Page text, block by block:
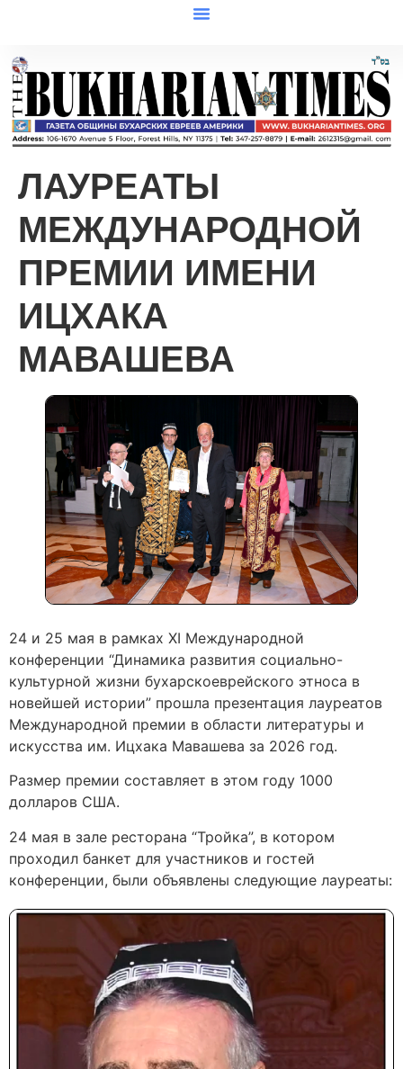
ЛАУРЕАТЫ
МЕЖДУНАРОДНОЙ
ПРЕМИИ ИМЕНИ
ИЦХАКА
МАВАШЕВА
24 и 25 мая в рамках XI Международной
конференции “Динамика развития социально-
культурной жизни бухарскоеврейского этноса в
новейшей истории” прошла презентация лауреатов
Международной премии в области литературы и
искусства им. Ицхака Мавашева за 2026 год.
Размер премии составляет в этом году 1000
долларов США.
24 мая в зале ресторана “Тройка”, в котором
проходил банкет для участников и гостей
конференции, были объявлены следующие лауреаты: